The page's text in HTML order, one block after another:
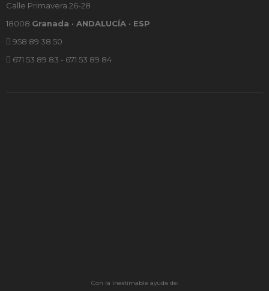
Calle Primavera 26-28
18008 Granada · ANDALUCÍA · ESP
958 89 38 50
671 53 89 83 - 671 53 89 84
Con la inestimable ayuda de: